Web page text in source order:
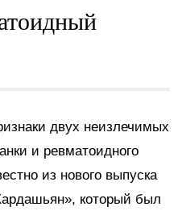
двух неизлечимых
и ревматоидного
из нового выпуска
который был